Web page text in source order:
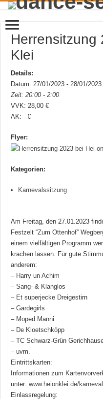
Herrensitzung
Klei
Details:
Datum: 27/01/2023 - 28/01/2023
Zeit: 20:00 - 2:00
VVK: 28,00 €
AK: - €
Flyer:
Kategorien:
Karnevalssitzung
Am Freitag, den 27.01.2023
Festzelt “Zum Ottenhof”
einem vielfältigen Programm
krachen lassen. Für gute
anderem:
– Harry un Achim
– Sang- & Klanglos
– Et superjecke Dreigestirn
– Gardegirls
– Moped Manni
– De Kloetschköpp
– TC Schwarz-Grün
– uvm.
Eintrittskarten:
Informationen zum
unter:www.heionklei.de/
Einlassregelung: